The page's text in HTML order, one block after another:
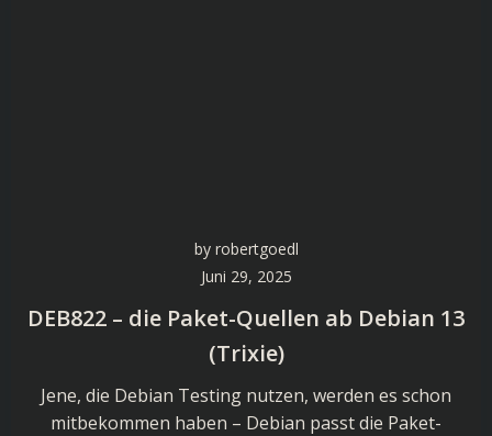
by robertgoedl
Juni 29, 2025
DEB822 – die Paket-Quellen ab Debian 13
(Trixie)
Jene, die Debian Testing nutzen, werden es schon
mitbekommen haben – Debian passt die Paket-